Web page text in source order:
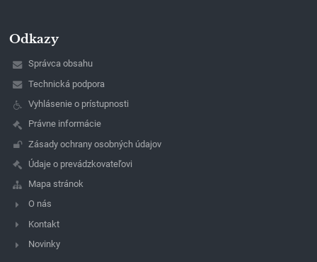
Odkazy
Správca obsahu
Technická podpora
Vyhlásenie o prístupnosti
Právne informácie
Zásady ochrany osobných údajov
Údaje o prevádzkovateľovi
Mapa stránok
O nás
Kontakt
Novinky